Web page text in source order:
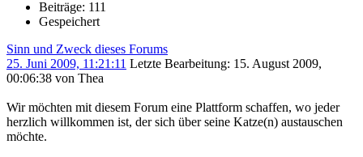
Beiträge: 111
Gespeichert
Sinn und Zweck dieses Forums
25. Juni 2009, 11:21:11 Letzte Bearbeitung: 15. August 2009,
00:06:38 von Thea
Wir möchten mit diesem Forum eine Plattform schaffen, wo jeder
herzlich willkommen ist, der sich über seine Katze(n) austauschen
möchte.